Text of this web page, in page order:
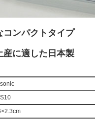
コンパクトタイプ
産に適した日本製